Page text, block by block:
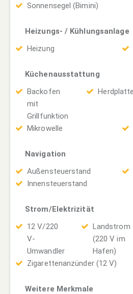
Sonnensegel (Bimini)
Heizungs- / Kühlungsanlage
Heizung
Küchenausstattung
Backofen
mit
Grillfunktion
Mikrowelle
Navigation
Außensteuerstand
Innensteuerstand
Strom/Elektrizität
12 V/220
V-
Umwandler
Landstrom
(220 V im
Hafen)
Zigarettenanzünder (12 V)
Weitere Merkmale